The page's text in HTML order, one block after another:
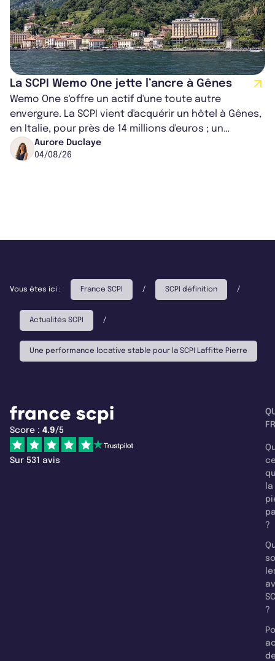
La SCPI Wemo One jette l’ancre à Gênes
Wemo One s'offre un actif d'une toute autre
envergure. La SCPI vient d'acquérir un hôtel à Gênes,
en Italie, pour près de 14 millions d'euros ; un
montant qui fait entorse avec ses...
Aurore Duclaye
04/08/26
Vous êtes ici : France SCPI / SCPI définition /
Actualités SCPI /
Une performance locative stable pour la SCPI Laffitte Pierre
Score : 4.9/5
Sur 531 avis
la
?
?